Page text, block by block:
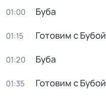
01:00 Буба
01:15 Готовим с Бубой
01:20 Буба
01:35 Готовим с Бубой